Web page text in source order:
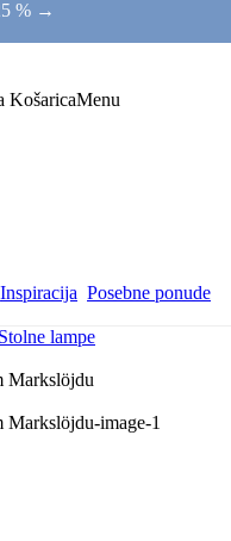
% →
KošaricaMenu
Inspiracija Posebne ponude
Stolne lampe